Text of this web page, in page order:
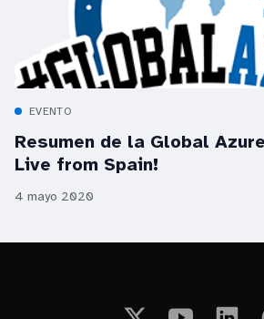
EVENTO
Resumen de la Global
Live from Spain!
4 mayo 2020